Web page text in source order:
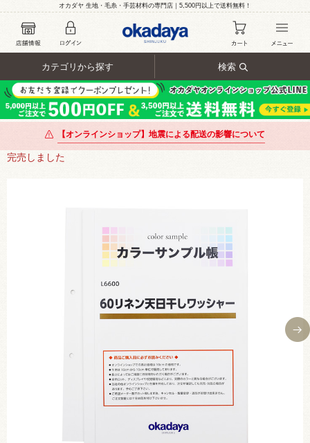
オカダヤ 生地・毛糸・手芸材料の専門店｜5,500円以上で送料無料！
カテゴリから探す 検索
【オンラインショップ】地震による配送の影響について
完売しました